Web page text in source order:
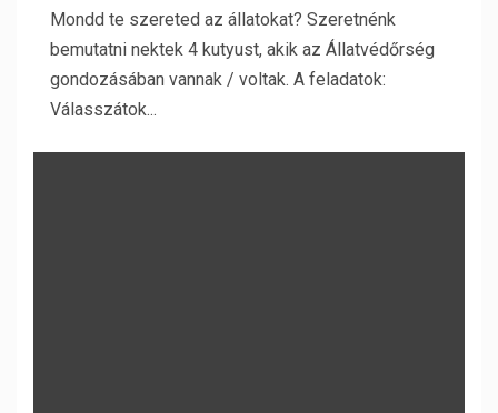
Mondd te szereted az állatokat? Szeretnénk
bemutatni nektek 4 kutyust, akik az Állatvédőrség
gondozásában vannak / voltak. A feladatok:
Válasszátok...